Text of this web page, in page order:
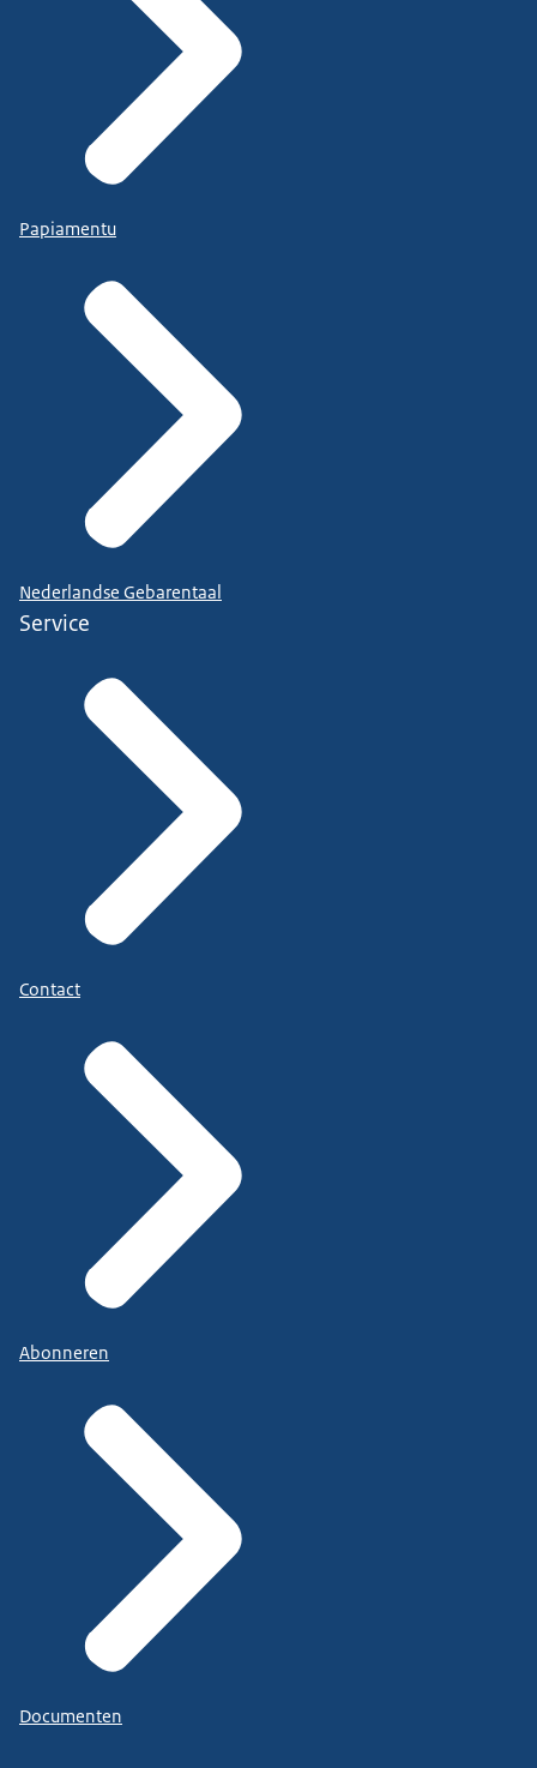
Papiamentu
Nederlandse Gebarentaal
Service
Contact
Abonneren
Documenten